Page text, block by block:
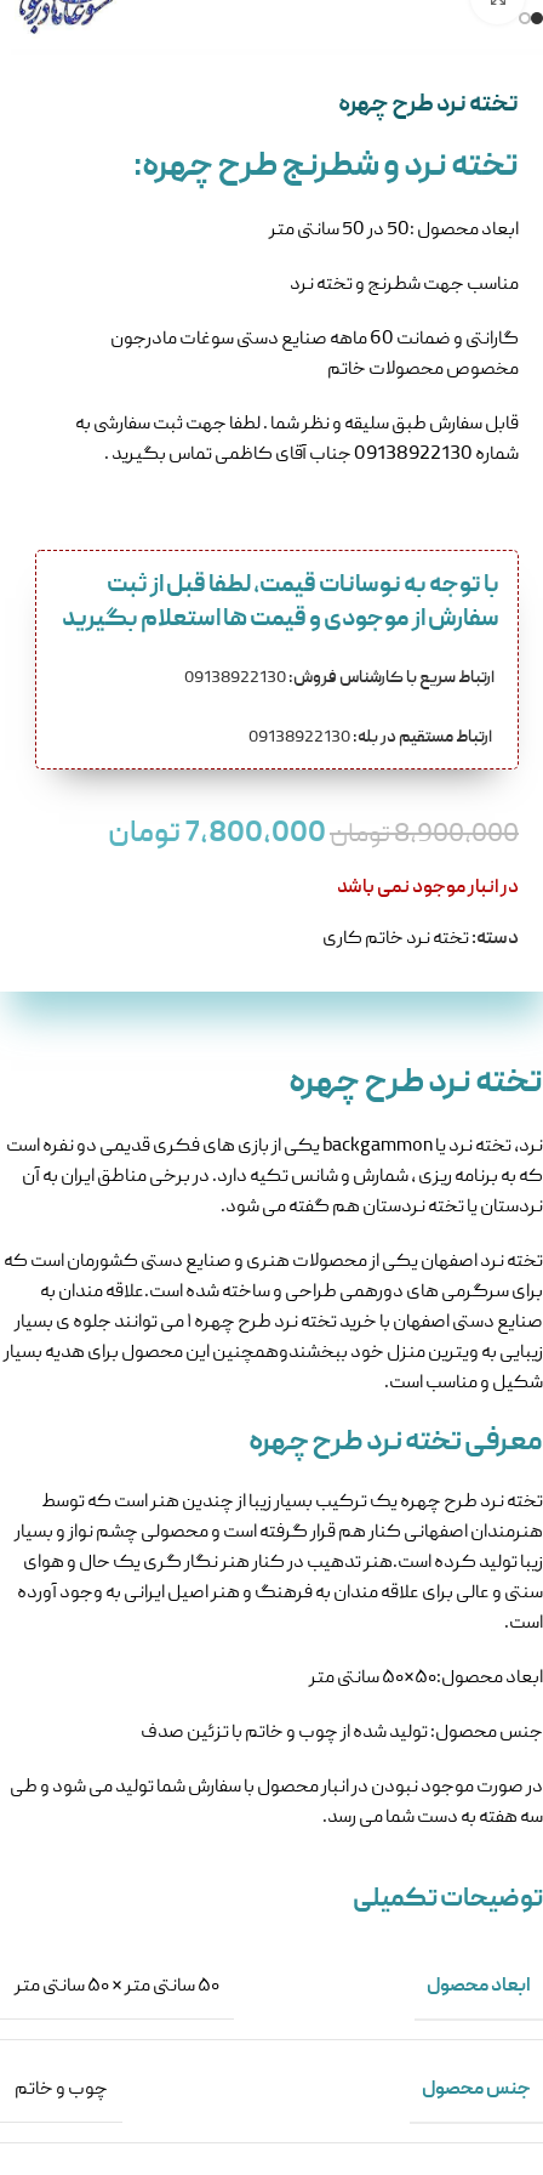
تخته نرد طرح چهره
تخته نرد و شطرنج طرح چهره:
ابعاد محصول :50 در 50 سانتی متر
مناسب جهت شطرنج و تخته نرد
گارانتی و ضمانت 60 ماهه صنایع دستی سوغات مادرجون
مخصوص محصولات خاتم
قابل سفارش طبق سلیقه و نظر شما . لطفا جهت ثبت سفارشی به
شماره 09138922130 جناب آقای کاظمی تماس بگیرید .
با توجه به نوسانات قیمت، لطفا قبل از ثبت
سفارش از موجودی و قیمت ها استعلام بگیرید
ارتباط سریع با کارشناس فروش:
ارتباط مستقیم در بله:
8,900,000تومان7,800,000تومان
در انبار موجود نمی باشد
دسته:تخته نرد خاتم کاری
تخته نرد طرح چهره
نرد، تخته نرد یا backgammon یکی از بازی های فکری قدیمی دو نفره است
که به برنامه ریزی ، شمارش و شانس تکیه دارد. در برخی مناطق ایران به آن
نردستان یا تخته نردستان هم گفته می شود.
تخته نرد اصفهان یکی از محصولات هنری و صنایع دستی کشورمان است که
برای سرگرمی های دورهمی طراحی و ساخته شده است.علاقه مندان به
صنایع دستی اصفهان با خرید تخته نرد طرح چهره ۱ می توانند جلوه ی بسیار
زیبایی به ویترین منزل خود ببخشندوهمچنین این محصول برای هدیه بسیار
شکیل و مناسب است.
معرفی تخته نرد طرح چهره
تخته نرد طرح چهره یک ترکیب بسیار زیبا از چندین هنر است که توسط
هنرمندان اصفهانی کنار هم قرار گرفته است و محصولی چشم نواز و بسیار
زیبا تولید کرده است.هنر تدهیب در کنار هنر نگار گری یک حال و هوای
سنتی و عالی برای علاقه مندان به فرهنگ و هنر اصیل ایرانی به وجود آورده
است.
ابعاد محصول:۵۰×۵۰ سانتی متر
جنس محصول: تولید شده از چوب و خاتم با تزئین صدف
در صورت موجود نبودن در انبار محصول با سفارش شما تولید می شود و طی
سه هفته به دست شما می رسد.
توضیحات تکمیلی
ابعاد محصول ۵۰ سانتی متر × ۵۰ سانتی متر
جنس محصول چوب و خاتم